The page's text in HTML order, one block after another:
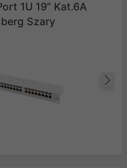
1U 19” Kat.6A
Szary